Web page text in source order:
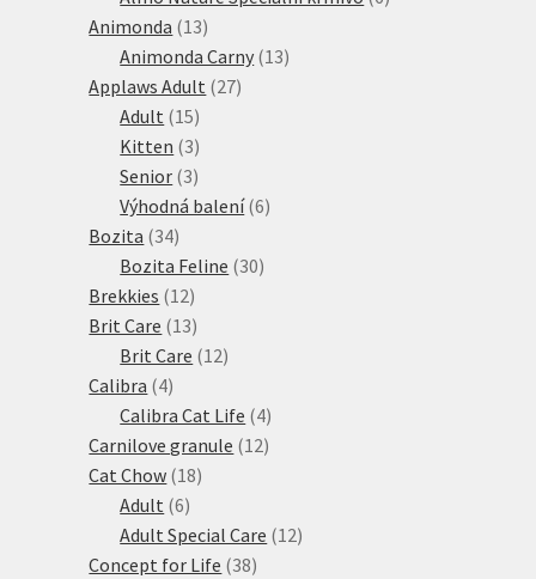
Animonda 1313
produktů
Animonda Carny 1313
Applaws Adult 2727
Adult 1515
produktů
Kitten 33
produkty
Senior 33
produkty
Výhodná balení 66
Bozita 3434
produktů
Bozita Feline 3030
Brekkies 1212
produktů
Brit Care 1313
produktů
Brit Care 1212
Calibra 44
produkty
Calibra Cat Life 44
produkty
Carnilove granule 1212
Cat Chow 1818
Adult 66
produktů
Adult Special Care 1212
Concept for Life 3838